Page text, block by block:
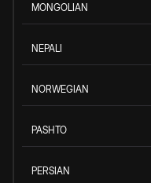
MONGOLIAN
NEPALI
NORWEGIAN
PASHTO
PERSIAN